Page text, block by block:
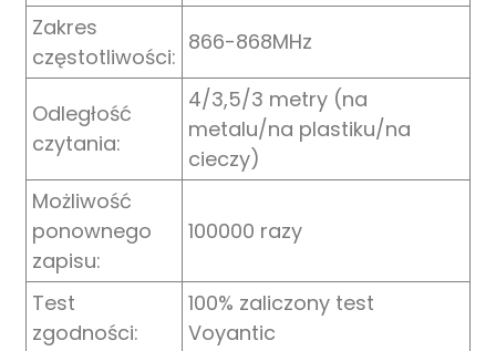
Zakres
częstotliwości:
866-868MHz
Odległość
czytania:
4/3,5/3 metry (na
metalu/na plastiku/na
cieczy)
Możliwość
ponownego
zapisu:
100000 razy
Test
zgodności:
100% zaliczony test
Voyantic